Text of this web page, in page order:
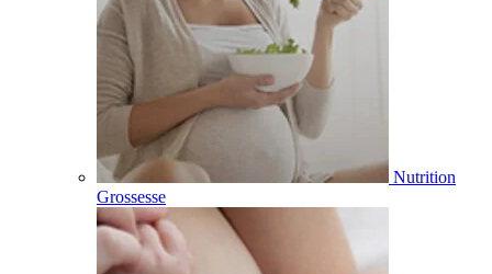
Nutrition
Grossesse